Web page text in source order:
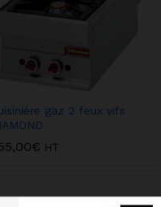
gaz 2 feux vifs
€ HT